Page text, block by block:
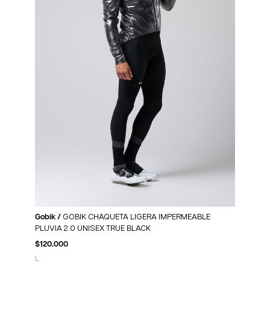
Gobik / GOBIK CHAQUETA LIGERA IMPERMEABLE
PLUVIA 2.0 UNISEX TRUE BLACK
$120.000
L